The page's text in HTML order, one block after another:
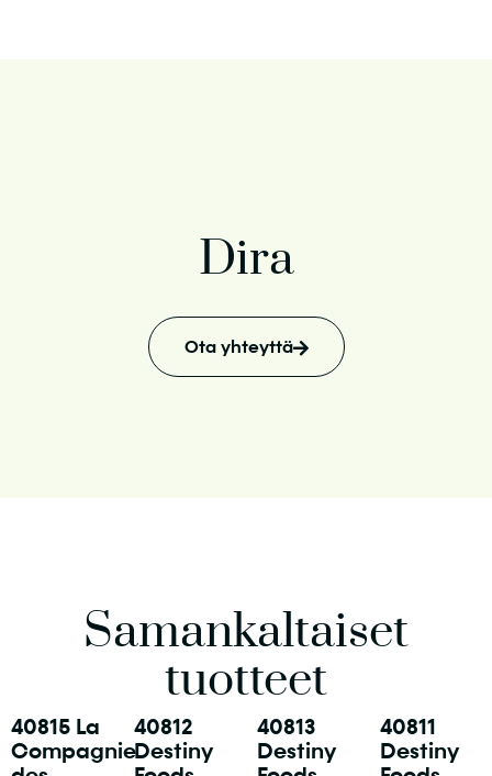
Dira
Ota yhteyttä
Samankaltaiset
tuotteet
40815 La
Compagnie
40812
Destiny
40813
Destiny
40811
Destiny